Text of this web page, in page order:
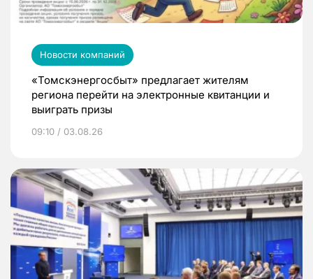
Новости компаний
«Томскэнергосбыт» предлагает жителям
региона перейти на электронные квитанции и
выиграть призы
09:10 / 03.08.26